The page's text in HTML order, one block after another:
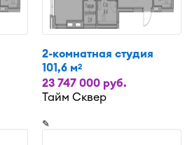
2-комнатная студия
101,6 м2
23 747 000 руб.
Тайм Сквер
✎